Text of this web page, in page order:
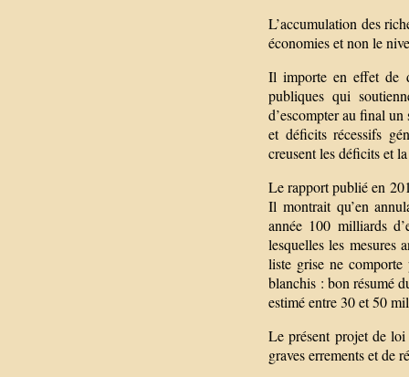
L’accumulation des
économies et non le
Il importe en effet de
publiques qui
d’escompter au final
et déficits récessifs
creusent les déficits et
Le rapport publié en
Il montrait qu’en
année 100 milliards
lesquelles les mesures
liste grise ne
blanchis : bon résumé
estimé entre 30 et 50
Le présent projet de
graves errements et de